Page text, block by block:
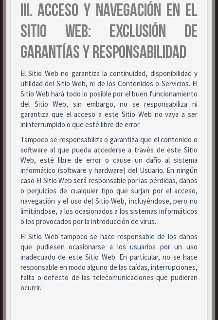
III. ACCESO Y NAVEGACIÓN EN EL
SITIO WEB: EXCLUSIÓN DE
GARANTÍAS Y RESPONSABILIDAD
El Sitio Web no garantiza la continuidad, disponibilidad y
utilidad del Sitio Web, ni de los Contenidos o Servicios. El
Sitio Web hará todo lo posible por el buen funcionamiento
del Sitio Web, sin embargo, no se responsabiliza ni
garantiza que el acceso a este Sitio Web no vaya a ser
ininterrumpido o que esté libre de error.
Tampoco se responsabiliza o garantiza que el contenido o
software al que pueda accederse a través de este Sitio
Web, esté libre de error o cause un daño al sistema
informático (software y hardware) del Usuario. En ningún
caso El Sitio Web será responsable por las pérdidas, daños
o perjuicios de cualquier tipo que surjan por el acceso,
navegación y el uso del Sitio Web, incluyéndose, pero no
limitándose, a los ocasionados a los sistemas informáticos
o los provocados por la introducción de virus.
El Sitio Web tampoco se hace responsable de los daños
que pudiesen ocasionarse a los usuarios por un uso
inadecuado de este Sitio Web. En particular, no se hace
responsable en modo alguno de las caídas, interrupciones,
falta o defecto de las telecomunicaciones que pudieran
ocurrir.